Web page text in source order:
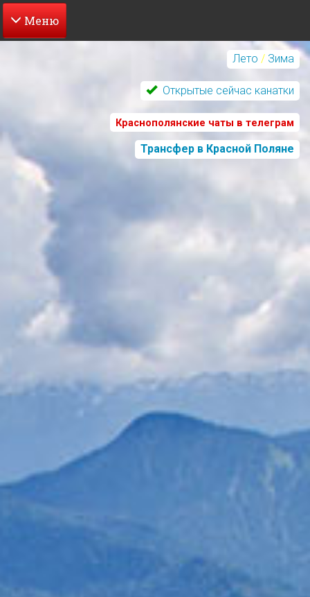
Перейти
Лето / Зима
Открытые сейчас канатки
Краснополянские чаты в телеграм
Трансфер в Красной Поляне